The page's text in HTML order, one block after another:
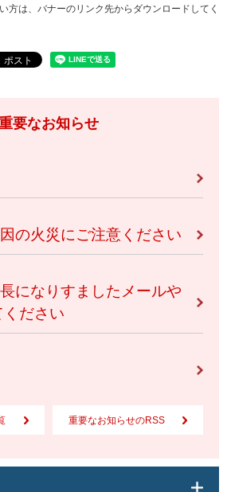
方は、バナーのリンク先からダウンロードしてく
要なお知らせ
の火災にご注意ください
になりすましたメールや
ださい
重要なお知らせのRSS